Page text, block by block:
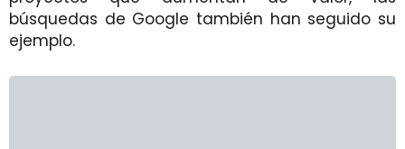
búsquedas de Google también han seguido su
ejemplo.